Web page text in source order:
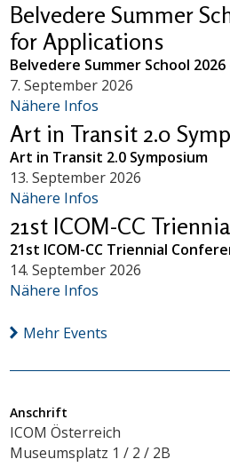
Belvedere Summer
for Applications
Belvedere Summer School
7. September 2026
Nähere Infos
Art in Transit 2.0
Art in Transit 2.0 Symposium
13. September 2026
Nähere Infos
21st ICOM-CC
21st ICOM-CC Triennial
14. September 2026
Nähere Infos
Mehr Events
Anschrift
ICOM Österreich
Museumsplatz 1 / 2 / 2B